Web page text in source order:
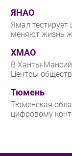
ЯНАО
Ямал тестирует
меняют жизнь
ХМАО
В Ханты-
Центры
Тюмень
Тюменская
цифровому